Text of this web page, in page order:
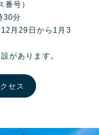
号）
30分
月29日から1月3
があります。
セス